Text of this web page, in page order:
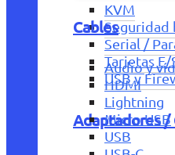
KVM
Seguridad
Serial /
Tarjetas E/
USB y
Adaptadores /
Cables
Audio y
HDMI
Lightning
Micro USB
USB